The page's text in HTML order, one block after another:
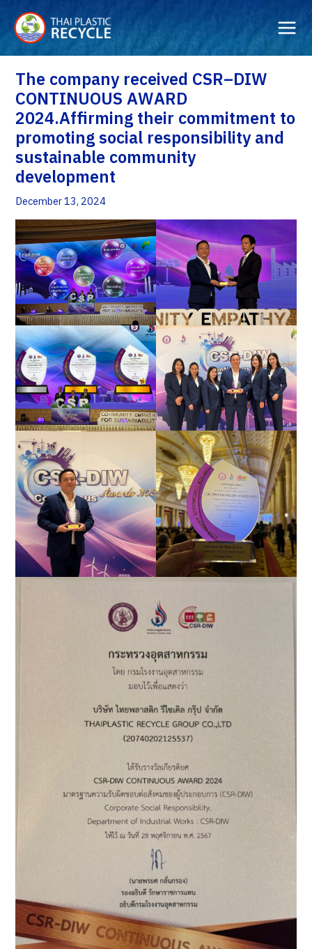
content
The company received CSR–DIW
CONTINUOUS AWARD
2024.Affirming their commitment to
promoting social responsibility and
sustainable community
development
December 13, 2024